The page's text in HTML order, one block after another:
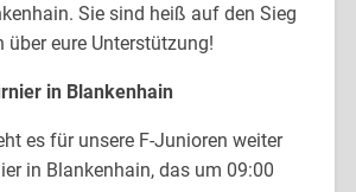
Sie sind heiß auf den Sieg
über eure Unterstützung!
in Blankenhain
es für unsere F-Junioren weiter
in Blankenhain, das um 09:00